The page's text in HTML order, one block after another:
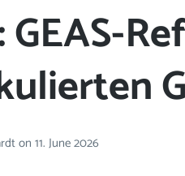
GEAS-
on 11. June 2026